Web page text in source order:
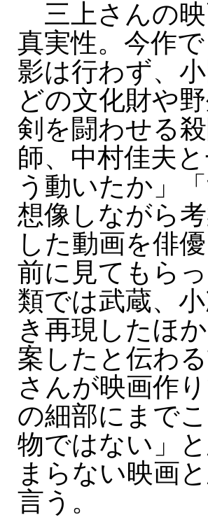
三上さんの映
真実性。今作
影は行わず、
どの文化財や
剣を闘わせる
師、中村佳夫
う動いたか」
想像しながら
した動画を俳
前に見てもら
類では武蔵、
き再現したほ
案したと伝わ
さんが映画作
の細部にまで
物ではない」
まらない映画
言う。